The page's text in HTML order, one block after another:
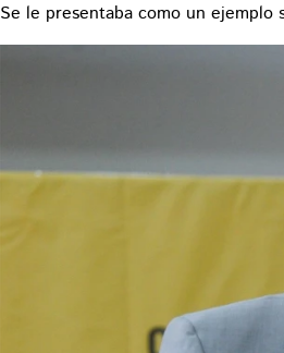
Se le presentaba como un ejemplo